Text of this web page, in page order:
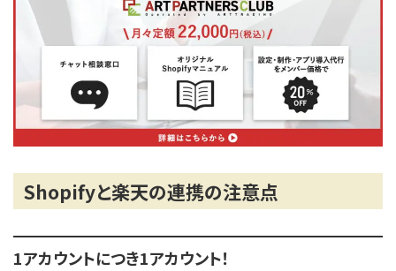
Shopifyと楽天の連携の注意点
1アカウントにつき1アカウント！